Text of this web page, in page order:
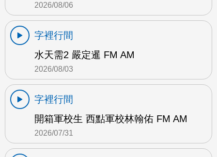
2026/08/06
字裡行間
水天需2 嚴定暹 FM AM
2026/08/03
字裡行間
開箱軍校生 西點軍校林翰佑 FM AM
2026/07/31